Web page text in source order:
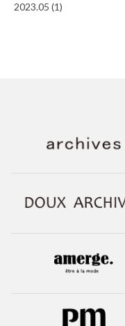
2023.05 (1)